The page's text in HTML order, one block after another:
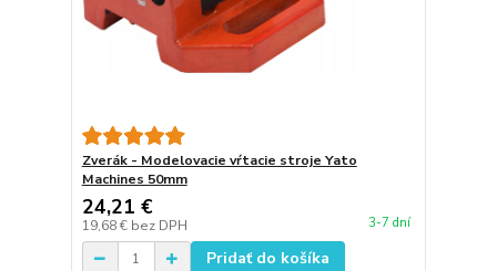
Zverák - Modelovacie vŕtacie stroje Yato
Machines 50mm
24,21 €
19,68 € bez DPH 3-7 dní
Pridať do košíka